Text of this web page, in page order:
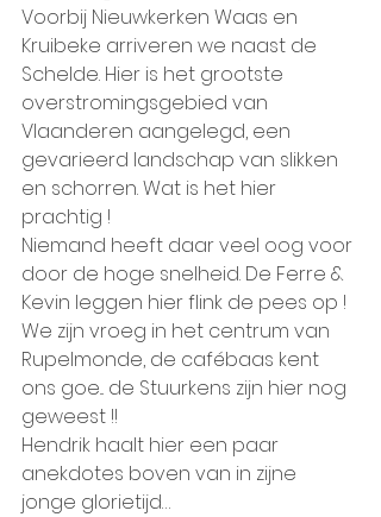
Voorbij Nieuwkerken Waas en
Kruibeke arriveren we naast de
Schelde. Hier is het grootste
overstromingsgebied van
Vlaanderen aangelegd, een
gevarieerd landschap van slikken
en schorren. Wat is het hier
prachtig !
Niemand heeft daar veel oog voor
door de hoge snelheid. De Ferre &
Kevin leggen hier flink de pees op !
We zijn vroeg in het centrum van
Rupelmonde, de cafébaas kent
ons goe... de Stuurkens zijn hier nog
geweest !!
Hendrik haalt hier een paar
anekdotes boven van in zijne
jonge glorietijd…